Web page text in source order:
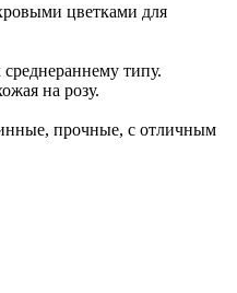
цветками для
типу.
на розу.
прочные, с отличным